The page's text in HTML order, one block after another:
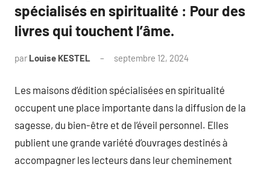
spécialisés en spiritualité : Pour des
livres qui touchent l’âme.
par Louise KESTEL septembre 12, 2024
Les maisons d’édition spécialisées en spiritualité
occupent une place importante dans la diffusion de la
sagesse, du bien-être et de l’éveil personnel. Elles
publient une grande variété d’ouvrages destinés à
accompagner les lecteurs dans leur cheminement